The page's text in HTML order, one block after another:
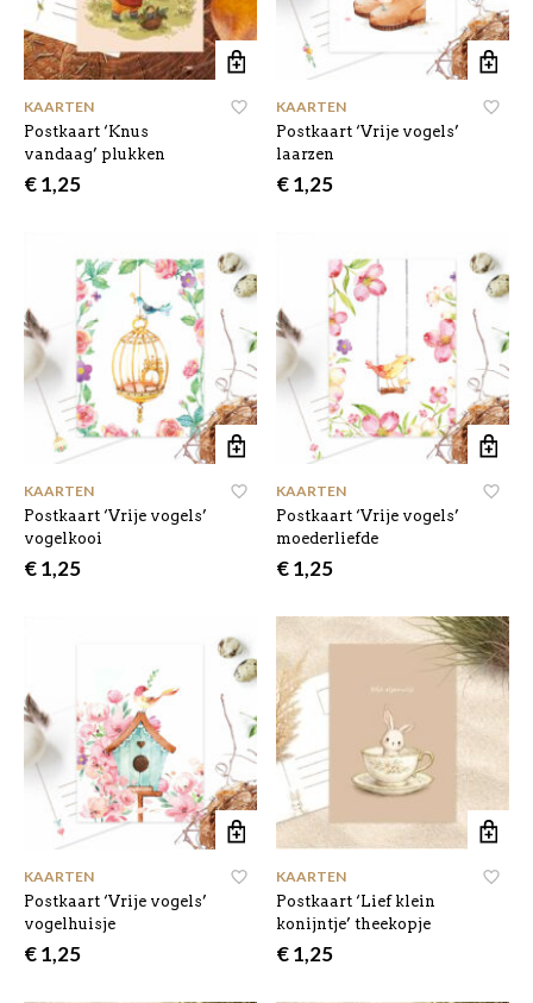
KAARTEN
Postkaart ‘Knus
vandaag’ plukken
€1,25
KAARTEN
Postkaart ‘Vrije vogels’
laarzen
€1,25
KAARTEN
Postkaart ‘Vrije vogels’
vogelkooi
€1,25
KAARTEN
Postkaart ‘Vrije vogels’
moederliefde
€1,25
KAARTEN
Postkaart ‘Vrije vogels’
vogelhuisje
€1,25
KAARTEN
Postkaart ‘Lief klein
konijntje’ theekopje
€1,25